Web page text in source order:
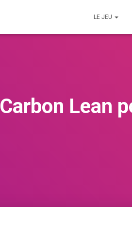
LE JEU
Carbon Lean